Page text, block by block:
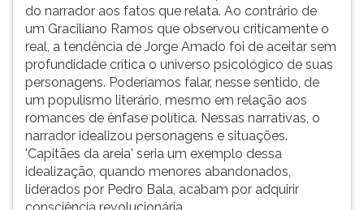
do narrador aos fatos que relata. Ao contrário de
um Graciliano Ramos que observou criticamente o
real, a tendência de Jorge Amado foi de aceitar sem
profundidade crítica o universo psicológico de suas
personagens. Poderíamos falar, nesse sentido, de
um populismo literário, mesmo em relação aos
romances de ênfase política. Nessas narrativas, o
narrador idealizou personagens e situações.
'Capitães da areia' seria um exemplo dessa
idealização, quando menores abandonados,
liderados por Pedro Bala, acabam por adquirir